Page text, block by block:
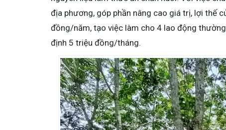
địa phương, góp phần nâng cao giá trị, lợi thế
đồng/năm, tạo việc làm cho 4 lao động
định 5 triệu đồng/tháng.